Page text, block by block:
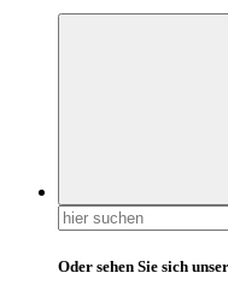
Suchen
nach:
Oder sehen Sie sich